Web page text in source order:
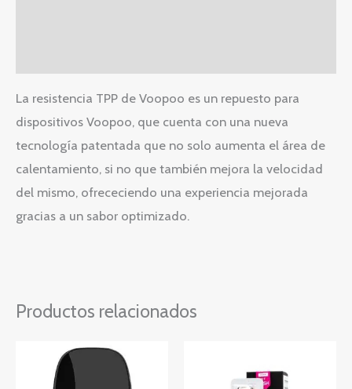
La resistencia TPP de Voopoo es un repuesto para
dispositivos Voopoo, que cuenta con una nueva
tecnología patentada que no solo aumenta el área de
calentamiento, si no que también mejora la velocidad
del mismo, ofrececiendo una experiencia mejorada
gracias a un sabor optimizado.
Productos relacionados